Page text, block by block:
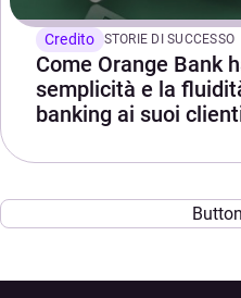
Credito STORIE DI SUCCESSO
Come Orange Bank
semplicità e la
banking ai suoi
Button